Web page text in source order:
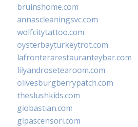
bruinshome.com
annascleaningsvc.com
wolfcitytattoo.com
oysterbayturkeytrot.com
lafronterarestauranteybar.com
lilyandrosetearoom.com
olivesburgberrypatch.com
theslushkids.com
giobastian.com
glpascensori.com